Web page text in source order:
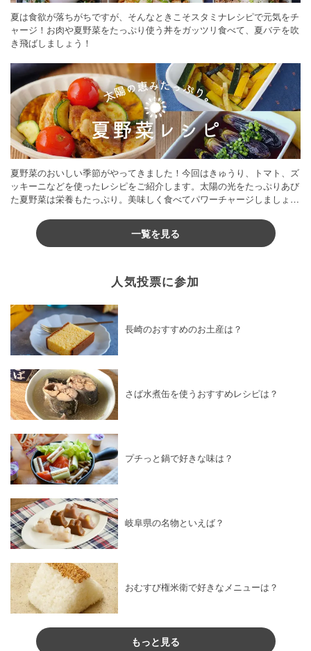
夏は食欲が落ちがちですが、そんなときこそスタミナレシピで元気をチ
ャージ！お肉や夏野菜をたっぷり使う丼をガッツリ食べて、夏バテを吹
き飛ばしましょう！
夏野菜のおいしい季節がやってきました！今回はきゅうり、トマト、ズ
ッキーニなどを使ったレシピをご紹介します。太陽の光をたっぷりあび
た夏野菜は栄養もたっぷり。美味しく食べてパワーチャージしましょう
一覧を見る
人気投票に参加
長崎のおすすめのお土産は？
さば水煮缶を使うおすすめレシピは？
プチっと鍋で好きな味は？
岐阜県の名物といえば？
おむすび権米衛で好きなメニューは？
もっと見る